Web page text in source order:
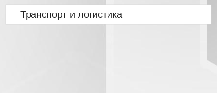
Транспорт и логистика